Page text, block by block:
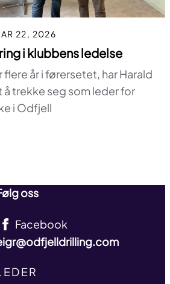
22, 2026
i klubbens ledelse
flere år i førersetet, har Harald
å trekke seg som leder for
i Odfjell
oss
Facebook